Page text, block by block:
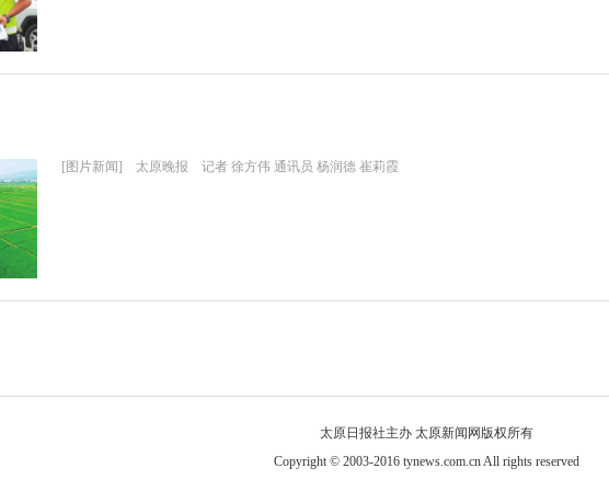
[图片新闻] 太原晚报 记者 徐方伟 通讯员 杨润德 崔莉霞
太原日报社主办 太原新闻网版权所有
Copyright © 2003-2016 tynews.com.cn All rights reserved